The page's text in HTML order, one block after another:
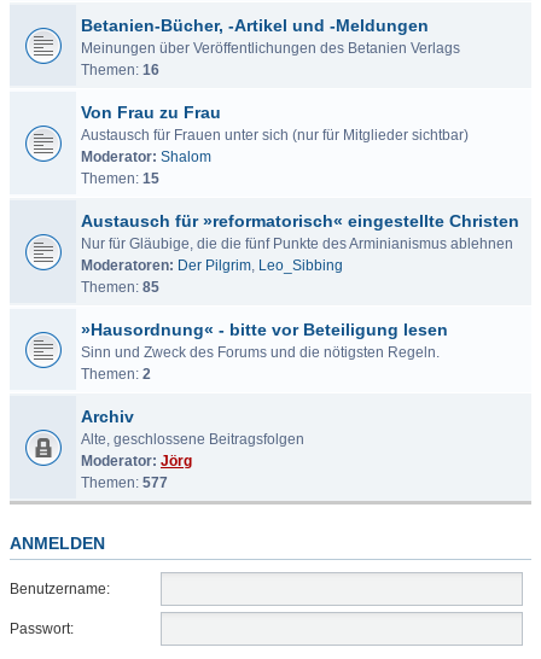
Betanien-Bücher, -Artikel und -Meldungen
Meinungen über Veröffentlichungen des Betanien Verlags
Themen: 16
Von Frau zu Frau
Austausch für Frauen unter sich (nur für Mitglieder sichtbar)
Moderator: Shalom
Themen: 15
Austausch für »reformatorisch« eingestellte Christen
Nur für Gläubige, die die fünf Punkte des Arminianismus ablehnen
Moderatoren: Der Pilgrim, Leo_Sibbing
Themen: 85
»Hausordnung« - bitte vor Beteiligung lesen
Sinn und Zweck des Forums und die nötigsten Regeln.
Themen: 2
Archiv
Alte, geschlossene Beitragsfolgen
Moderator: Jörg
Themen: 577
ANMELDEN
Benutzername:
Passwort: